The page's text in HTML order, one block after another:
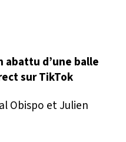
abattu d’une balle
sur TikTok